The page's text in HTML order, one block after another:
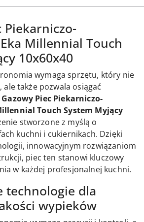
Piekarniczo-
Millennial Touch
10x60x40
wymaga sprzętu, który nie
ale także pozwala osiągać
Gazowy Piec Piekarniczo-
Touch System Myjący
stworzone z myślą o
kuchni i cukiernikach. Dzięki
innowacyjnym rozwiązaniom
piec ten stanowi kluczowy
w każdej profesjonalnej kuchni.
technologie dla
wypieków